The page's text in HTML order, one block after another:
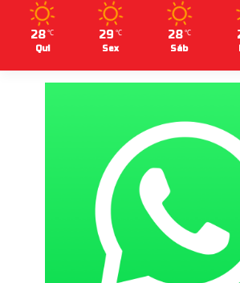
28 ℃
Qui
29 ℃
Sex
28 ℃
Sáb